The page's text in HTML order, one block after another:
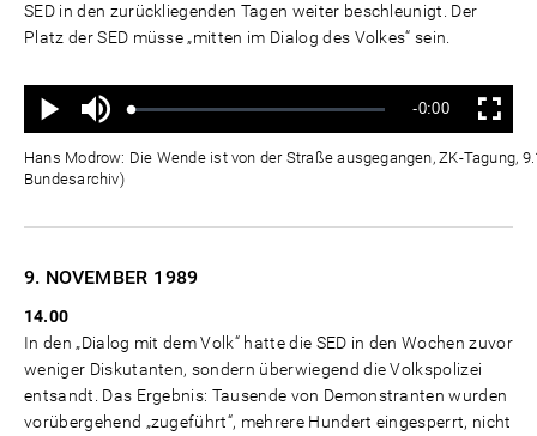
SED in den zurückliegenden Tagen weiter beschleunigt. Der
Platz der SED müsse „mitten im Dialog des Volkes“ sein.
Wiedergabe
Ton
aus
Geladen:
Status:
Verbleibende
Zeit
-0:00 Vollbild
Hans Modrow: Die Wende ist von der Straße ausgegangen, ZK-Tagung,
Bundesarchiv)
9. NOVEMBER 1989
14.00
In den „Dialog mit dem Volk“ hatte die SED in den Wochen zuvor
weniger Diskutanten, sondern überwiegend die Volkspolizei
entsandt. Das Ergebnis: Tausende von Demonstranten wurden
vorübergehend „zugeführt“, mehrere Hundert eingesperrt, nicht